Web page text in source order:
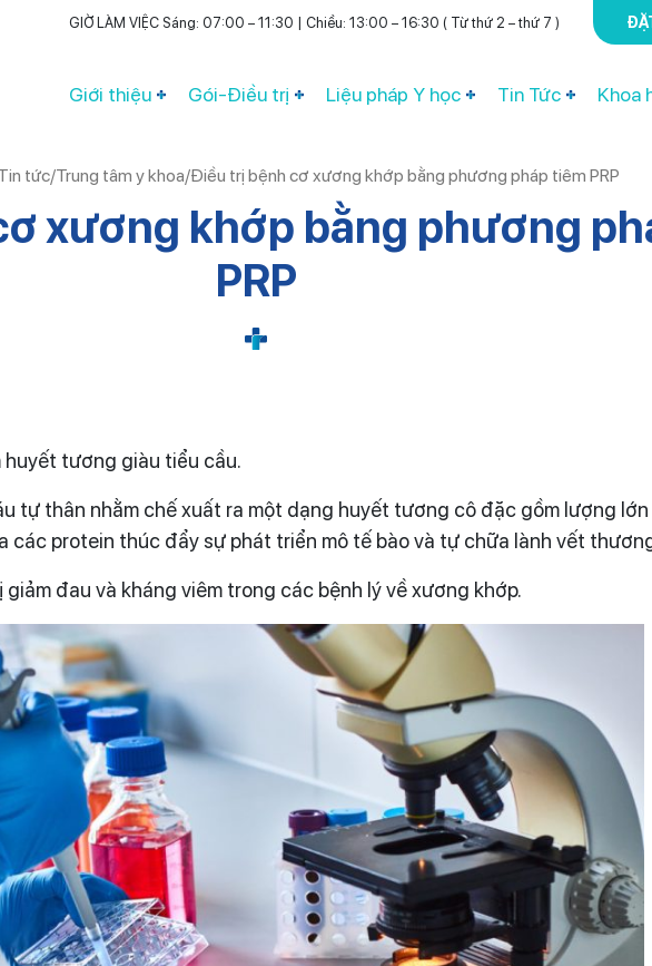
GIỜ LÀM VIỆC Sáng: 07:00 – 11:30 | Chiều: 13:00 – 16:30 ( Từ thứ 2 – thứ 7 )
Giới thiệu Gói-Điều trị Liệu pháp Y học Tin Tức Khoa
tức/Trung tâm y khoa/Điều trị bệnh cơ xương khớp bằng phương pháp tiêm PRP
xương khớp bằng phương
PRP
huyết tương giàu tiểu cầu.
tự thân nhằm chế xuất ra một dạng huyết tương cô đặc gồm lượng
các protein thúc đẩy sự phát triển mô tế bào và tự chữa lành vết
đau và kháng viêm trong các bệnh lý về xương khớp.